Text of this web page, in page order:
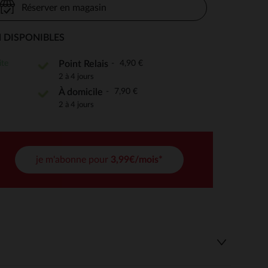
de confidentialité, en garantissant la conformité avec
Réserver en magasin
Point Relais 4,90 €
2 à 4 jours
À domicile 7,90 €
2 à 4 jours
je m'abonne pour 3,99€/mois*